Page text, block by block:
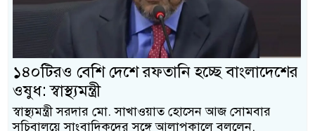
১৪০টিরও বেশি দেশে রফতানি হচ্ছে বাংলাদেশের
ওষুধ: স্বাস্থ্যমন্ত্রী
স্বাস্থ্যমন্ত্রী সরদার মো. সাখাওয়াত হোসেন আজ সোমবার
সচিবালয়ে সাংবাদিকদের সঙ্গে আলাপকালে বললেন,